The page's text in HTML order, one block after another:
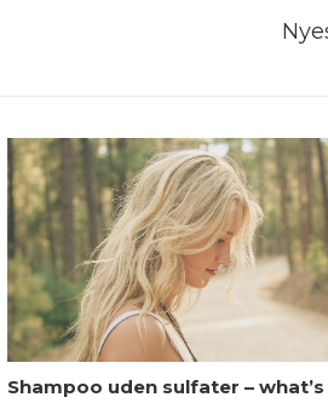
Shampoo uden sulfater – what’s